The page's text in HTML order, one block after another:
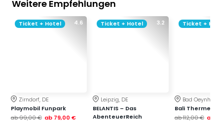
Weitere Empfehlungen
4.6
Ticket + Hotel
Zirndorf, DE
Playmobil Funpark
ab99,00 € ab 79,00 €
3.2
Ticket + Hotel
Leipzig, DE
BELANTIS – Das
AbenteuerReich
Ticket +
Bad
Bali Therme
ab112,00 € ab